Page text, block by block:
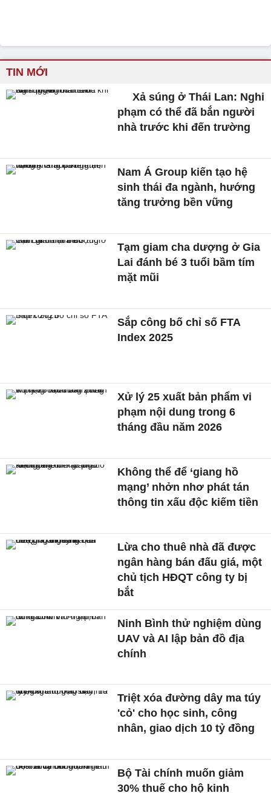
TIN MỚI
Xả súng ở Thái Lan: Nghi
phạm có thể đã bắn người
nhà trước khi đến trường
Nam Á Group kiến tạo hệ
sinh thái đa ngành, hướng
tăng trưởng bền vững
Tạm giam cha dượng ở Gia
Lai đánh bé 3 tuổi bầm tím
mặt mũi
Sắp công bố chỉ số FTA
Index 2025
Xử lý 25 xuất bản phẩm vi
phạm nội dung trong 6
tháng đầu năm 2026
Không thể để ‘giang hồ
mạng’ nhởn nhơ phát tán
thông tin xấu độc kiếm tiền
Lừa cho thuê nhà đã được
ngân hàng bán đấu giá, một
chủ tịch HĐQT công ty bị
bắt
Ninh Bình thử nghiệm dùng
UAV và AI lập bản đồ địa
chính
Triệt xóa đường dây ma túy
'cỏ' cho học sinh, công
nhân, giao dịch 10 tỷ đồng
Bộ Tài chính muốn giảm
30% thuế cho hộ kinh